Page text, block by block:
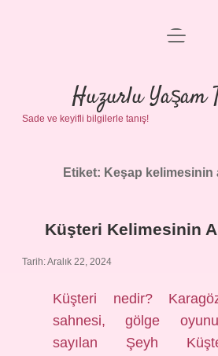
Anasayfa
Gizlilik
Yasal Uyarı
menüyü
Huzurlu Yaşam
Sade ve keyifli bilgilerle tanış!
Etiket: Keşap kelimesinin
Küşteri Kelimesinin
Tarih: Aralık 22, 2024
Küşteri nedir?
sahnesi, gölge
sayılan Şeyh